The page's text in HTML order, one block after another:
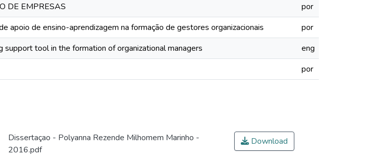
DE EMPRESAS
por
apoio de ensino-aprendizagem na formação de gestores organizacionais
por
support tool in the formation of organizational managers
eng
por
Dissertaçao - Polyanna Rezende Milhomem Marinho -
2016.pdf
Download